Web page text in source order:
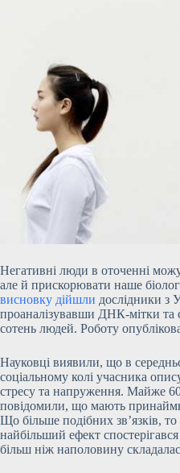
Негативні люди в оточенні
але й прискорювати наше
висновку дійшли дослідники з
проаналізувавши ДНК-мітки та
сотень людей. Роботу
Науковці виявили, що в
соціальному колі учасника
стресу та напруження. Майже 60
повідомили, що мають
Що більше подібних зв’язків,
найбільший ефект
більш ніж наполовину